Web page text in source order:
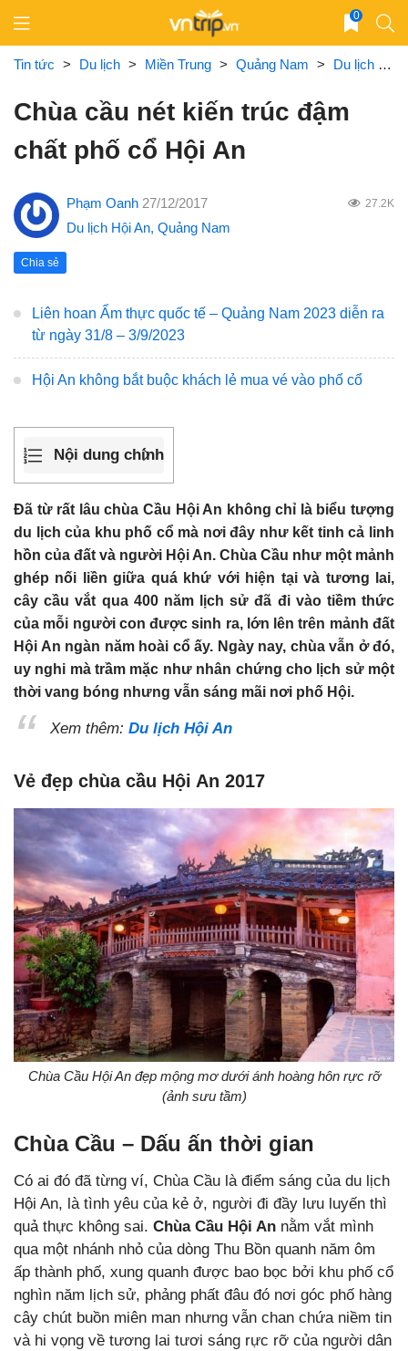
content
0
Tin tức > Du lịch > Miền Trung > Quảng Nam > Du lịch Hội An
Chùa cầu nét kiến trúc đậm
chất phố cổ Hội An
Phạm Oanh 27/12/2017 27.2K
Du lịch Hội An, Quảng Nam
Chia sẻ
Liên hoan Ẩm thực quốc tế – Quảng Nam 2023 diễn ra
từ ngày 31/8 – 3/9/2023
Hội An không bắt buộc khách lẻ mua vé vào phố cổ
Nội dung chính
Đã từ rất lâu chùa Cầu Hội An không chỉ là biểu tượng
du lịch của khu phố cổ mà nơi đây như kết tinh cả linh
hồn của đất và người Hội An. Chùa Cầu như một mảnh
ghép nối liền giữa quá khứ với hiện tại và tương lai,
cây cầu vắt qua 400 năm lịch sử đã đi vào tiềm thức
của mỗi người con được sinh ra, lớn lên trên mảnh đất
Hội An ngàn năm hoài cổ ấy. Ngày nay, chùa vẫn ở đó,
uy nghi mà trầm mặc như nhân chứng cho lịch sử một
thời vang bóng nhưng vẫn sáng mãi nơi phố Hội.
Xem thêm: Du lịch Hội An
Vẻ đẹp chùa cầu Hội An 2017
Chùa Cầu Hội An đẹp mộng mơ dưới ánh hoàng hôn rực rỡ
(ảnh sưu tầm)
Chùa Cầu – Dấu ấn thời gian
Có ai đó đã từng ví, Chùa Cầu là điểm sáng của du lịch
Hội An, là tình yêu của kẻ ở, người đi đầy lưu luyến thì
quả thực không sai. Chùa Cầu Hội An nằm vắt mình
qua một nhánh nhỏ của dòng Thu Bồn quanh năm ôm
ấp thành phố, xung quanh được bao bọc bởi khu phố cổ
nghìn năm lịch sử, phảng phất đâu đó nơi góc phố hàng
cây chút buồn miên man nhưng vẫn chan chứa niềm tin
và hi vọng về tương lai tươi sáng rực rỡ của người dân